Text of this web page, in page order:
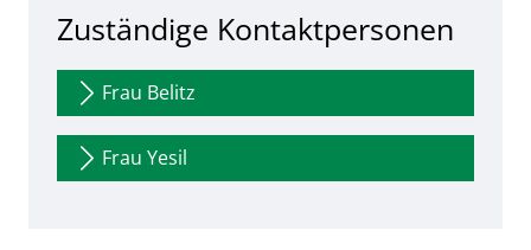
Zuständige Kontaktpersonen
Frau Belitz
Frau Yesil